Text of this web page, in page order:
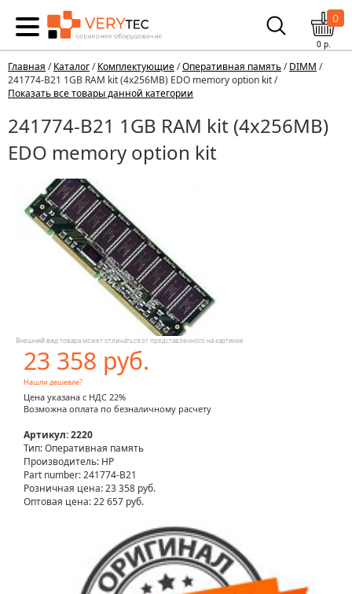
0
0р.
Главная /Каталог/Комплектующие/Оперативная память/DIMM /
241774-B21 1GB RAM kit (4x256MB) EDO memory option kit /
Показать все товары данной категории
241774-B21 1GB RAM kit (4x256MB)
EDO memory option kit
Внешний вид товара может отличаться от представленного на картинке
23 358 руб.
Нашли дешевле?
Цена указана с НДС 22%
Возможна оплата по безналичному расчету
Артикул: 2220
Тип: Оперативная память
Производитель: HP
Part number: 241774-B21
Розничная цена:23 358 руб.
Оптовая цена: 22 657 руб.